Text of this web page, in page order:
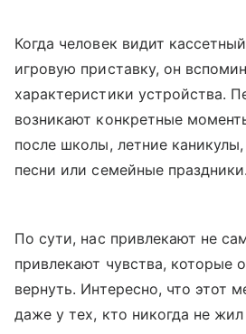
Когда человек видит
игровую приставку, он
характеристики устройства.
возникают конкретные
после школы, летние
песни или семейные праздники.
По сути, нас привлекают не
привлекают чувства, которые
вернуть. Интересно, что этот
даже у тех, кто никогда не